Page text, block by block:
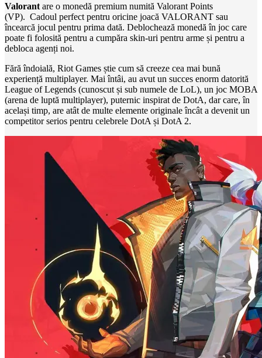
Valorant are o monedă premium numită Valorant Points
(VP). Cadoul perfect pentru oricine joacă VALORANT sau
încearcă jocul pentru prima dată. Deblochează monedă în joc care
poate fi folosită pentru a cumpăra skin-uri pentru arme și pentru a
debloca agenți noi.
Fără îndoială, Riot Games știe cum să creeze cea mai bună
experiență multiplayer. Mai întâi, au avut un succes enorm datorită
League of Legends (cunoscut și sub numele de LoL), un joc MOBA
(arena de luptă multiplayer), puternic inspirat de DotA, dar care, în
același timp, are atât de multe elemente originale încât a devenit un
competitor serios pentru celebrele DotA și DotA 2.